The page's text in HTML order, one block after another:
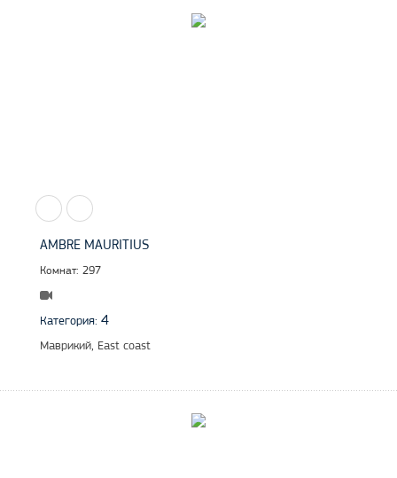
AMBRE MAURITIUS
Комнат: 297
Категория: 4
Маврикий, East coast